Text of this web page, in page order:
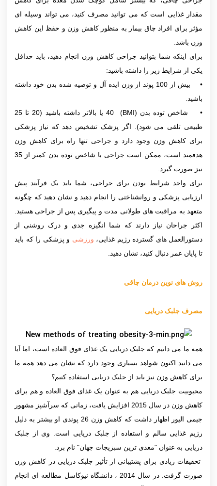
مقدار غذایی است که می توانید مصرف کنید، می تواند وسیله ای
مؤثر برای افراد چاق بیمار به منظور کاهش وزن و حفظ این کاهش
وزن باشد.
برای اینکه شما بتوانید جراحی کاهش وزن انجام دهید، باید حداقل
یکی از شرایط زیر را داشته باشید:
• بیش از 100 پوند از وزن ایده آل و توصیه شده بدن خود داشته
باشید.
• شاخص توده بدن (BMI) 40 یا بالاتر داشته باشید (20 تا 25
طبیعی تلقی می شود). اگر پزشک تشخیص دهد که نیاز پزشکی
برای کاهش وزن وجود دارد و جراحی تنها راه برای کاهش وزن
هدفمند است، ممکن است جراحی با شاخص توده بدن کمتر از 35
نیز صورت گیرد.
برای واجد شرایط بودن برای جراحی، شما باید یک فرآیند پیش
ارزیابی پزشکی و روانشناختی را انجام دهید و نشان دهید که چگونه
متعهد به مراقبت های طولانی مدت و پیگیری پس از جراحی هستید.
اکثر جراحان نیاز دارند که شما انگیزه جدی و درک روشنی از
دستورالعمل های گسترده رژیم غذایی، ورزشی و پزشکی را که باید
تا پایان عمر دنبال کنید، نشان دهید.
روش های نوین درمان چاقی
مصرف جلبک دریایی
همه ما می دانیم که جلبک دریایی یک غذای فوق العاده است، اما آیا
می دانید اکنون شواهد بسیاری وجود دارد که نشان می دهد همه ما
برای کاهش وزن نیز باید از جلبک دریایی استفاده کنیم؟
محبوبیت جلبک دریایی هم به عنوان یک غذای فوق العاده و هم برای
کاهش وزن در سال 2015 افزایش یافت، زمانی که سرآشپز مشهور
جیمی الیور اظهار داشت که کاهش وزن 26 پوندی او بیشتر به دلیل
رژیم غذایی سالم و استفاده از جلبک دریایی است. وی از جلبک
دریایی به عنوان "مغذی ترین سبزیجات جهان" نام برد.
تحقیقات زیادی برای پشتیبانی از تأثیر جلبک دریایی در کاهش وزن‌
صورت ‌گرفت. در سال 2014 ، دانشگاه نیوکاسل مطالعه ای انجام